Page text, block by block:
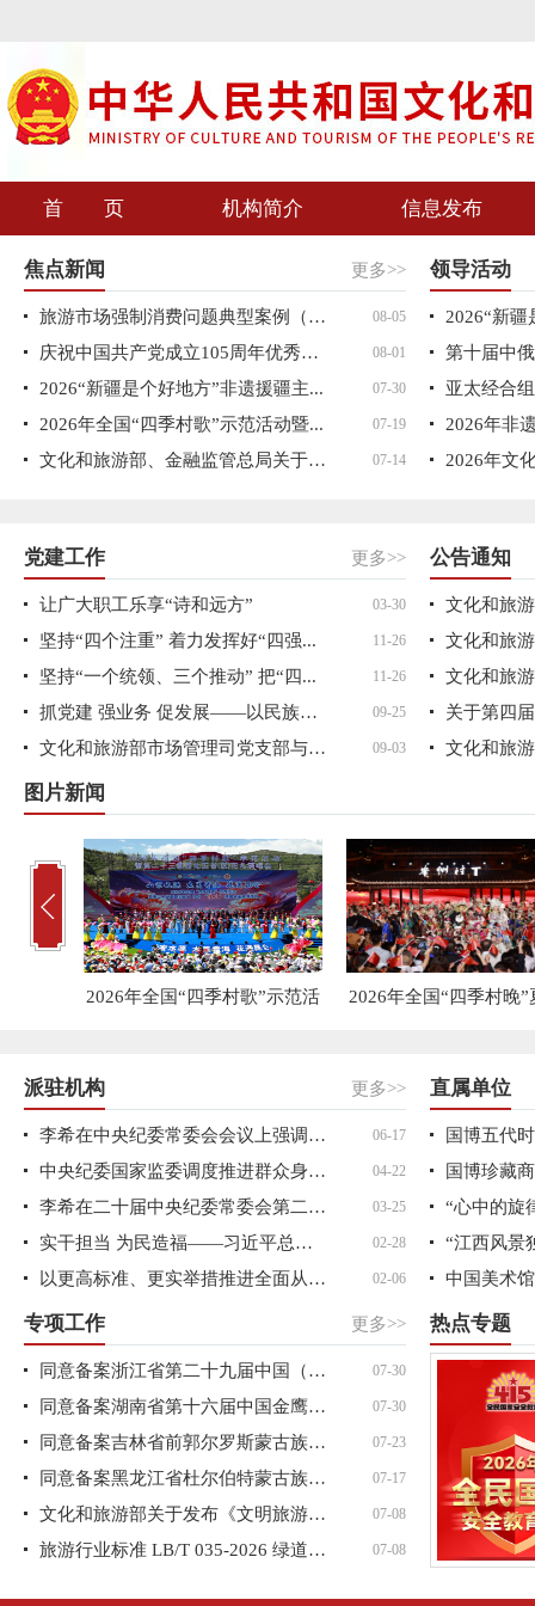
首 页 机构简介 信息发布
焦点新闻 更多>>
旅游市场强制消费问题典型案例（202... 08-05
庆祝中国共产党成立105周年优秀舞台... 08-01
2026“新疆是个好地方”非遗援疆主... 07-30
2026年全国“四季村歌”示范活动暨... 07-19
文化和旅游部、金融监管总局关于警... 07-14
领导活动
2026年非
党建工作 更多>>
让广大职工乐享“诗和远方” 03-30
坚持“四个注重” 着力发挥好“四强... 11-26
坚持“一个统领、三个推动” 把“四... 11-26
抓党建 强业务 促发展——以民族之... 09-25
文化和旅游部市场管理司党支部与文... 09-03
公告通知
图片新闻
2026年全国“四季村歌”示范活 2026年全国“四季村晚”
派驻机构 更多>>
李希在中央纪委常委会会议上强调 ... 06-17
中央纪委国家监委调度推进群众身边... 04-22
李希在二十届中央纪委常委会第二十... 03-25
实干担当 为民造福——习近平总书记... 02-28
以更高标准、更实举措推进全面从严... 02-06
直属单位
“江西风景
专项工作 更多>>
同意备案浙江省第二十九届中国（象... 07-30
同意备案湖南省第十六届中国金鹰电... 07-30
同意备案吉林省前郭尔罗斯蒙古族自... 07-23
同意备案黑龙江省杜尔伯特蒙古族自... 07-17
文化和旅游部关于发布《文明旅游志... 07-08
旅游行业标准 LB/T 035-2026 绿道旅... 07-08
热点专题